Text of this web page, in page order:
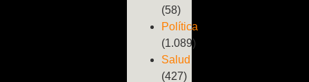
(58)
Política
(1.089)
Salud
(427)